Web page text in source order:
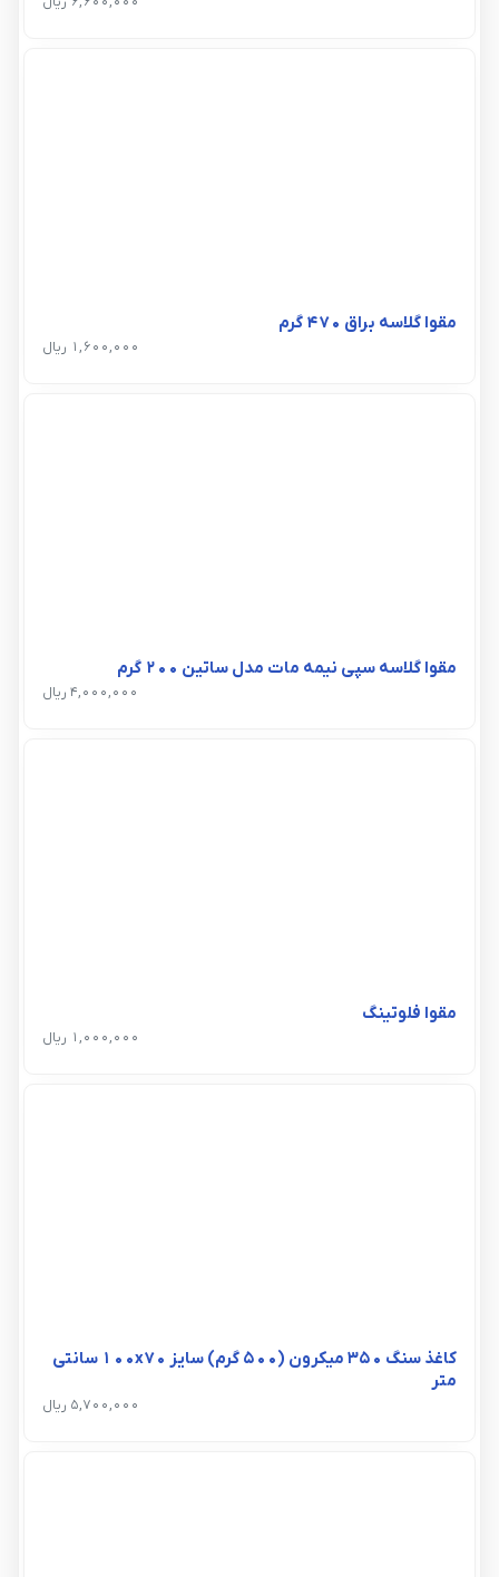
مقوا گلاسه براق 470 گرم
1,600,000 ریال
مقوا گلاسه سپی نیمه مات مدل ساتین 200 گرم
4,000,000 ریال
مقوا فلوتینگ
1,000,000 ریال
کاغذ سنگ 350 میکرون (500 گرم) سایز 100x70 سانتی
متر
5,700,000 ریال